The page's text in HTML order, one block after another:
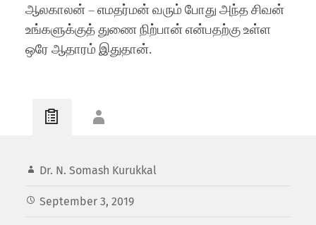
ஆலகாலன் – எமதர்மன் வரும் போது அந்த சிவன்
உங்களுக்குத் துணை நிற்பான் என்பதற்கு உள்ள
ஒரே ஆதாரம் இதுதான்.
Dr. N. Somash Kurukkal
September 3, 2019